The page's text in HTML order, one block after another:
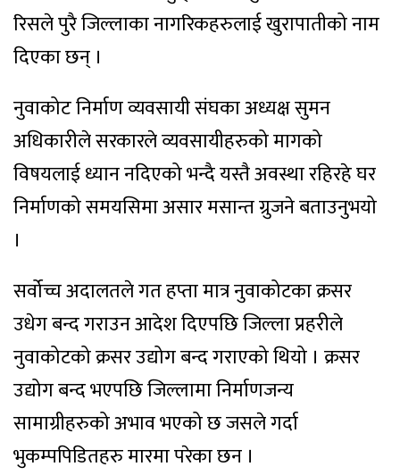
रिसले पुरै जिल्लाका नागरिकहरुलाई खुरापातीको नाम
दिएका छन् ।
नुवाकोट निर्माण व्यवसायी संघका अध्यक्ष सुमन
अधिकारीले सरकारले व्यवसायीहरुको मागको
विषयलाई ध्यान नदिएको भन्दै यस्तै अवस्था रहिरहे घर
निर्माणको समयसिमा असार मसान्त ग्रुजने बताउनुभयो
।
सर्वोच्च अदालतले गत हप्ता मात्र नुवाकोटका क्रसर
उधेग बन्द गराउन आदेश दिएपछि जिल्ला प्रहरीले
नुवाकोटको क्रसर उद्योग बन्द गराएको थियो । क्रसर
उद्योग बन्द भएपछि जिल्लामा निर्माणजन्य
सामाग्रीहरुको अभाव भएको छ जसले गर्दा
भुकम्पपिडितहरु मारमा परेका छन ।